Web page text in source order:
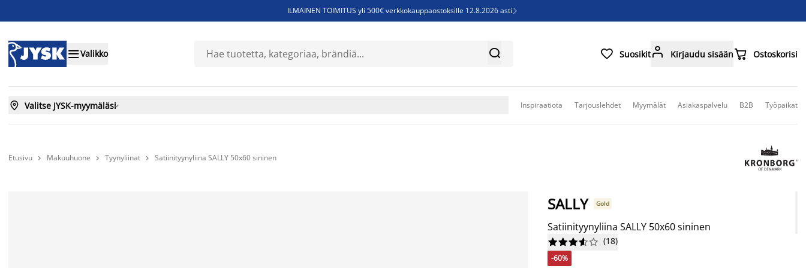
ILMAINEN TOIMITUS yli 500€ verkkokauppaostoksille 12.8.2026 asti 
Sijauspatjoja - Säästä jopa 60%
Valikko   Suosikit Kirjaudu sisään Ostoskorisi
 Valitse JYSK-myymäläsi Inspiraatiota Tarjouslehdet Myymälät Asiakaspalvelu B2B Työpaikat
Etusivu  Makuuhuone  Tyynyliinat  Satiinityynyliina SALLY 50x60 sininen
SALLY Gold
Satiinityynyliina SALLY 50x60 sininen





 (18)
-60%